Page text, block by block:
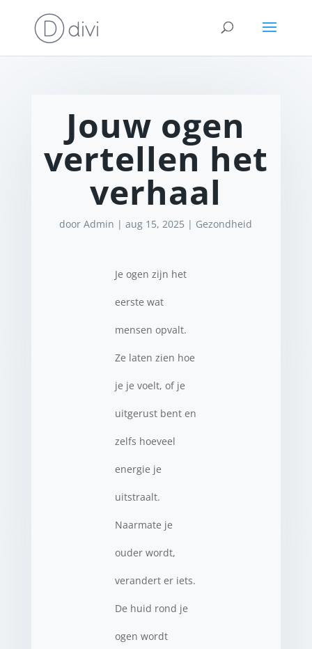
Jouw ogen
vertellen het
verhaal
doorAdmin |aug 15, 2025 | Gezondheid
Je ogen zijn het
eerste wat
mensen opvalt.
Ze laten zien hoe
je je voelt, of je
uitgerust bent en
zelfs hoeveel
energie je
uitstraalt.
Naarmate je
ouder wordt,
verandert er iets.
De huid rond je
ogen wordt